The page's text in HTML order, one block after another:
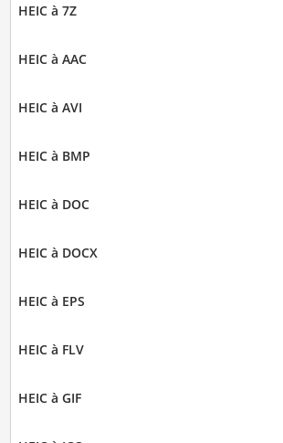
HEIC à 7Z
HEIC à AAC
HEIC à AVI
HEIC à BMP
HEIC à DOC
HEIC à DOCX
HEIC à EPS
HEIC à FLV
HEIC à GIF